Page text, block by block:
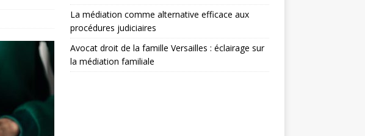
La médiation comme alternative efficace aux
procédures judiciaires
Avocat droit de la famille Versailles : éclairage sur
la médiation familiale